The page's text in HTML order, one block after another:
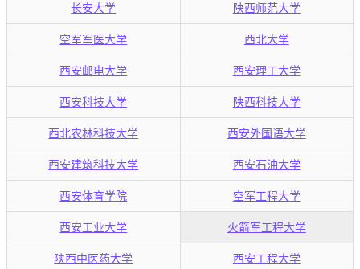
长安大学 陕西师范大学
空军军医大学 西北大学
西安邮电大学 西安理工大学
西安科技大学 陕西科技大学
西北农林科技大学 西安外国语大学
西安建筑科技大学 西安石油大学
西安体育学院 空军工程大学
西安工业大学 火箭军工程大学
陕西中医药大学 西安工程大学